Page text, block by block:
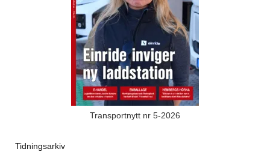
Transportnytt nr 5-2026
Tidningsarkiv